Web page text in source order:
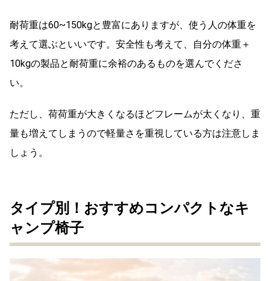
耐荷重は60~150kgと豊富にありますが、使う人の体重を
考えて選ぶといいです。安全性も考えて、自分の体重＋
10kgの製品と耐荷重に余裕のあるものを選んでくださ
い。
ただし、荷荷重が大きくなるほどフレームが太くなり、重
量も増えてしまうので軽量さを重視している方は注意しま
しょう。
タイプ別！おすすめコンパクトなキ
ャンプ椅子